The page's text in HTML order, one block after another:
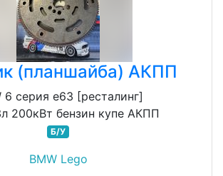
(планшайба) АКПП
6 серия e63 [ресталинг]
200кВт бензин купе АКПП
Б/У
BMW Lego